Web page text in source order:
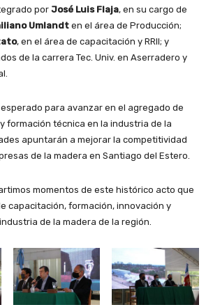
por José Luis Flaja, en su cargo de
Umlandt en el área de Producción;
, en el área de capacitación y RRII; y
de la carrera Tec. Univ. en Aserradero y
para avanzar en el agregado de
formación técnica en la industria de la
apuntarán a mejorar la competitividad
de la madera en Santiago del Estero.
momentos de este histórico acto que
capacitación, formación, innovación y
de la madera de la región.